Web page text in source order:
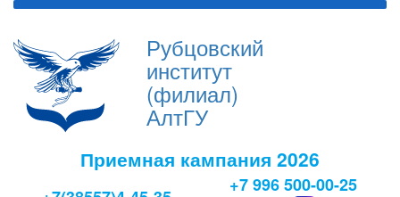
Рубцовский
институт
(филиал)
АлтГУ
Приемная кампания 2026
+7 996 500-00-25